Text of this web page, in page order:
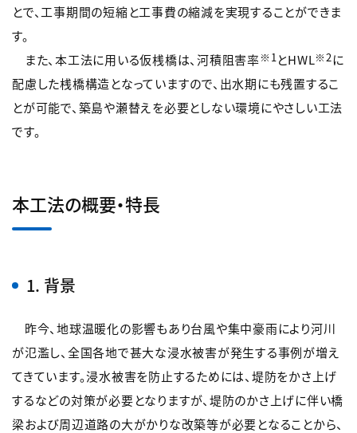
とで、工事期間の短縮と工事費の縮減を実現することができま
す。
また、本工法に用いる仮桟橋は、河積阻害率※1 とHWL※2に
配慮した桟橋構造となっていますので、出水期にも残置するこ
とが可能で、築島や瀬替えを必要としない環境にやさしい工法
です。
本工法の概要・特長
1. 背景
昨今、地球温暖化の影響もあり台風や集中豪雨により河川
が氾濫し、全国各地で甚大な浸水被害が発生する事例が増え
てきています。浸水被害を防止するためには、堤防をかさ上げ
するなどの対策が必要となりますが、堤防のかさ上げに伴い橋
梁および周辺道路の大がかりな改築等が必要となることから、